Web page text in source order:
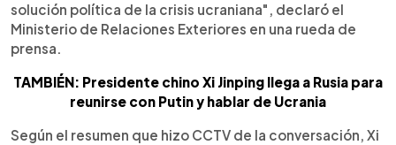
solución política de la crisis ucraniana", declaró el
Ministerio de Relaciones Exteriores en una rueda de
prensa.
TAMBIÉN: Presidente chino Xi Jinping llega a Rusia para
reunirse con Putin y hablar de Ucrania
Según el resumen que hizo CCTV de la conversación, Xi